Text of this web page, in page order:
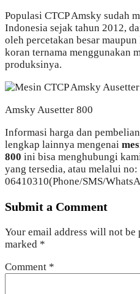
Populasi CTCP Amsky sudah
Indonesia sejak tahun 2012,
oleh percetakan besar
koran ternama menggunakan
produksinya.
Amsky Ausetter 800
Informasi harga dan
lengkap lainnya mengenai
800 ini bisa menghubungi
yang tersedia, atau melalui no:
06410310(Phone/SMS/
Submit a Comment
Your email address will not be
marked *
Comment *